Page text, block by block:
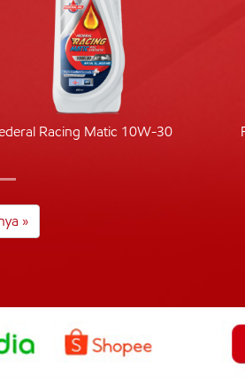
Racing Matic 10W-30
»